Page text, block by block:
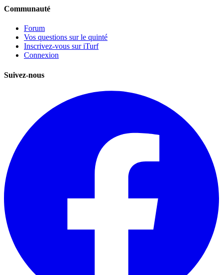
Communauté
Forum
Vos questions sur le quinté
Inscrivez-vous sur iTurf
Connexion
Suivez-nous